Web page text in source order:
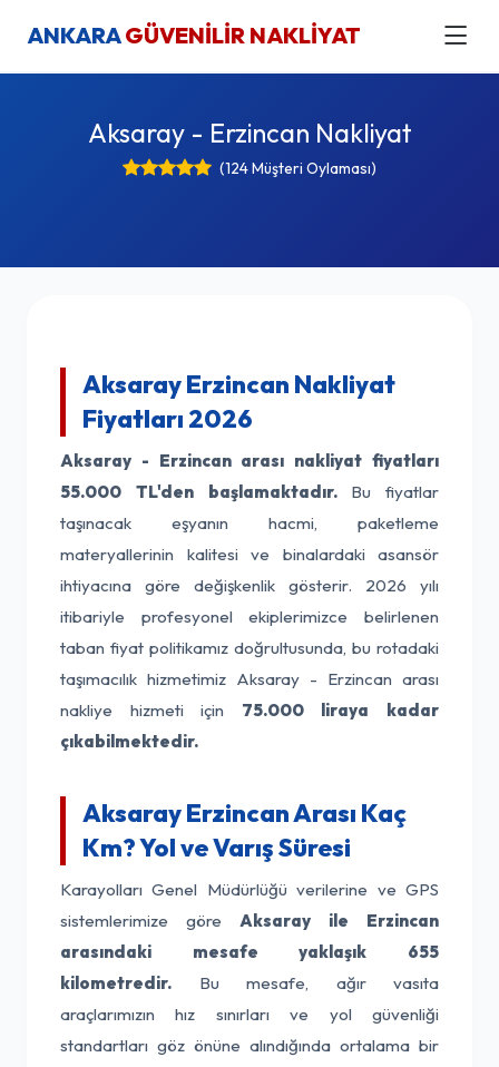
ANKARAGÜVENİLİR NAKLİYAT
Aksaray - Erzincan Nakliyat
(124 Müşteri Oylaması)
Aksaray Erzincan Nakliyat
Fiyatları 2026
Aksaray - Erzincan arası nakliyat fiyatları
55.000 TL'den başlamaktadır.Bu fiyatlar
taşınacak eşyanın hacmi, paketleme
materyallerinin kalitesi ve binalardaki asansör
ihtiyacına göre değişkenlik gösterir. 2026 yılı
itibariyle profesyonel ekiplerimizce belirlenen
taban fiyat politikamız doğrultusunda, bu rotadaki
taşımacılık hizmetimiz Aksaray - Erzincan arası
nakliye hizmeti için 75.000 liraya kadar
çıkabilmektedir.
Aksaray Erzincan Arası Kaç
Km? Yol ve Varış Süresi
Karayolları Genel Müdürlüğü verilerine ve GPS
sistemlerimize göre Aksaray ile Erzincan
arasındaki mesafe yaklaşık 655
kilometredir. Bu mesafe, ağır vasıta
araçlarımızın hız sınırları ve yol güvenliği
standartları göz önüne alındığında ortalama bir